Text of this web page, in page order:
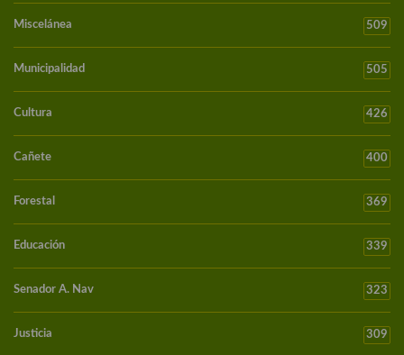
Miscelánea 509
Municipalidad 505
Cultura 426
Cañete 400
Forestal 369
Educación 339
Senador A. Nav 323
Justicia 309